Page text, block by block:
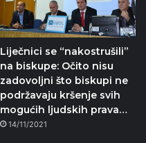
Liječnici se “nakostrušili”
na biskupe: Očito nisu
zadovoljni što biskupi ne
podržavaju kršenje svih
mogućih ljudskih prava…
14/11/2021